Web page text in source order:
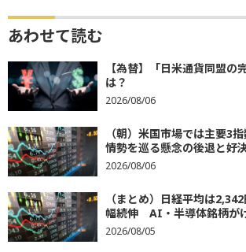
あわせて読む
【為替】「日米通貨同盟の
は？
2026/08/06
（朝）米国市場では主要3
情勢を巡る懸念の後退と好
2026/08/06
（まとめ）日経平均は
幅続伸 AI・半導体銘柄が
2026/08/05